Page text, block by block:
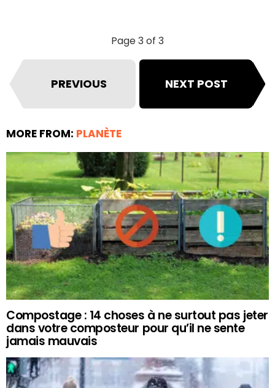
Page 3 of 3
PREVIOUS NEXT POST
MORE FROM: PLANÈTE
Compostage : 14 choses à ne surtout pas jeter
dans votre composteur pour qu’il ne sente
jamais mauvais